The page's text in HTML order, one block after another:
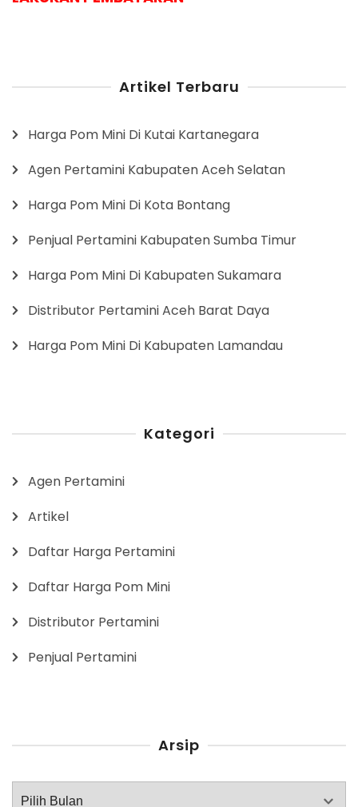
Artikel Terbaru
Harga Pom Mini Di Kutai Kartanegara
Agen Pertamini Kabupaten Aceh Selatan
Harga Pom Mini Di Kota Bontang
Penjual Pertamini Kabupaten Sumba Timur
Harga Pom Mini Di Kabupaten Sukamara
Distributor Pertamini Aceh Barat Daya
Harga Pom Mini Di Kabupaten Lamandau
Kategori
Agen Pertamini
Artikel
Daftar Harga Pertamini
Daftar Harga Pom Mini
Distributor Pertamini
Penjual Pertamini
Arsip
Arsip